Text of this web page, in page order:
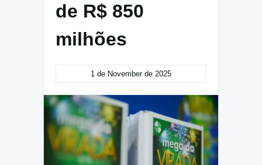
de R$ 850
milhões
1 de November de 2025